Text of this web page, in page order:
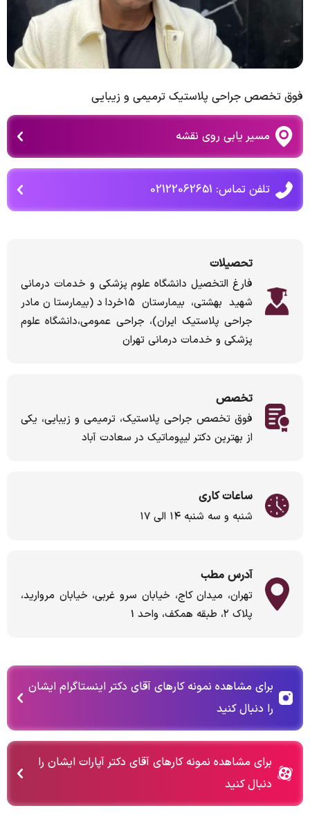
فوق تخصص جراحی پلاستیک ترمیمی و زیبایی
مسیر یابی روی نقشه
تلفن تماس: 02122062651
تحصیلات
فارغ التخصیل دانشگاه علوم پزشکی و خدمات درمانی
شهید بهشتی، بیمارستان ۱۵خرداد (بیمارستان مادر
جراحی پلاستیک ایران)، جراحی عمومی،دانشگاه علوم
پزشکی و خدمات درمانی تهران
تخصص
فوق تخصص جراحی پلاستیک، ترمیمی و زیبایی، یکی
از بهترین دکتر لیپوماتیک در سعادت آباد
ساعات کاری
شنبه و سه شنبه ۱۴ الی ۱۷
آدرس مطب
تهران، میدان کاج، خیابان سرو غربی، خیابان مروارید،
پلاک ۲، طبقه همکف، واحد 1
برای مشاهده نمونه کارهای آقای دکتر اینستاگرام ایشان
را دنبال کنید
برای مشاهده نمونه کارهای آقای دکتر آپارات ایشان را
دنبال کنید